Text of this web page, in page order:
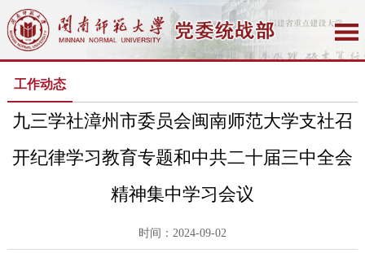
工作动态
九三学社漳州市委员会闽南师范大学支社召
开纪律学习教育专题和中共二十届三中全会
精神集中学习会议
时间：2024-09-02